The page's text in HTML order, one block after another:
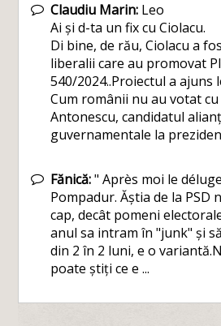
Claudiu Marin: Leo
Ai și d-ta un fix cu Ciolacu.
Di bine, de rău, Ciolacu a
liberalii care au promovat
540/2024..Proiectul a ajuns
Cum românii nu au votat cu
Antonescu, candidatul
guvernamentale la
Fănică:" Après moi le
Pompadur. Ăștia de la PSD
cap, decât pomeni
anul sa intram în "junk" și
din 2 în 2 luni, e o
poate știți ce e ...